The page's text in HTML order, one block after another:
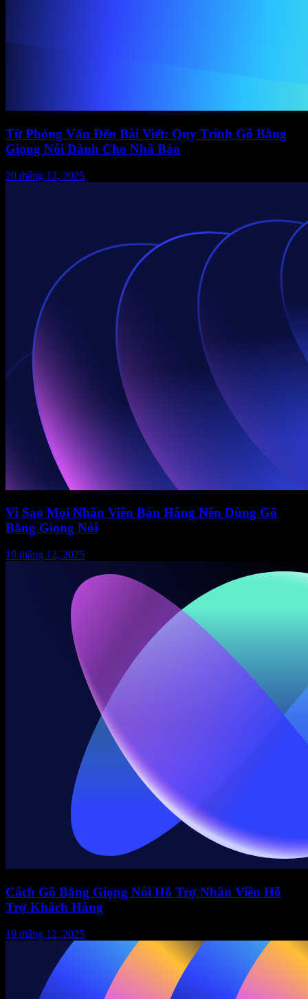
Từ Phỏng Vấn Đến Bài Viết: Quy Trình Gõ Bằng
Giọng Nói Dành Cho Nhà Báo
20 tháng 12, 2025
Vì Sao Mọi Nhân Viên Bán Hàng Nên Dùng Gõ
Bằng Giọng Nói
19 tháng 12, 2025
Cách Gõ Bằng Giọng Nói Hỗ Trợ Nhân Viên Hỗ
Trợ Khách Hàng
19 tháng 12, 2025